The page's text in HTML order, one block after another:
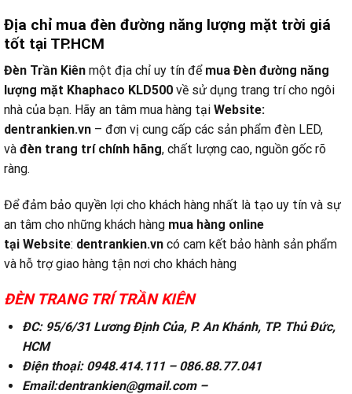
Địa chỉ mua đèn đường năng lượng mặt trời giá
tốt tại TP.HCM
Đèn Trần Kiên một địa chỉ uy tín để mua Đèn đường năng
lượng mặt Khaphaco KLD500 về sử dụng trang trí cho ngôi
nhà của bạn. Hãy an tâm mua hàng tại Website:
dentrankien.vn – đơn vị cung cấp các sản phẩm đèn LED,
và đèn trang trí chính hãng, chất lượng cao, nguồn gốc rõ
ràng.
Để đảm bảo quyền lợi cho khách hàng nhất là tạo uy tín và sự
an tâm cho những khách hàng mua hàng online
tại Website: dentrankien.vn có cam kết bảo hành sản phẩm
và hỗ trợ giao hàng tận nơi cho khách hàng
ĐÈN TRANG TRÍ TRẦN KIÊN
ĐC: 95/6/31 Lương Định Của, P. An Khánh, TP. Thủ Đức,
HCM
Điện thoại: 0948.414.111 – 086.88.77.041
Email:dentrankien@gmail.com –